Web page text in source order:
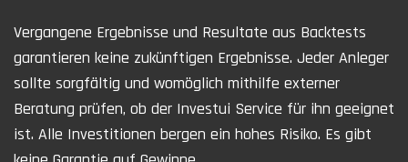
Vergangene Ergebnisse und Resultate aus Backtests
garantieren keine zukünftigen Ergebnisse. Jeder Anleger
sollte sorgfältig und womöglich mithilfe externer
Beratung prüfen, ob der Investui Service für ihn geeignet
ist. Alle Investitionen bergen ein hohes Risiko. Es gibt